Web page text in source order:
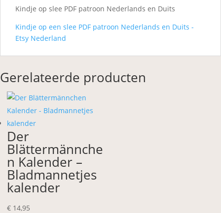
Kindje op slee PDF patroon Nederlands en Duits
Kindje op een slee PDF patroon Nederlands en Duits -
Etsy Nederland
Gerelateerde producten
Der
Blättermännche
n Kalender –
Bladmannetjes
kalender
€ 14,95